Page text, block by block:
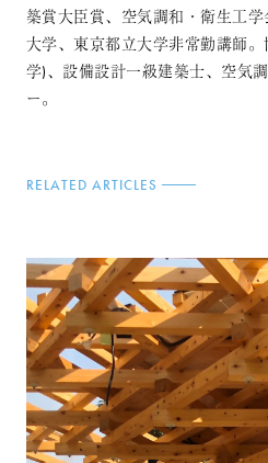
築賞大臣賞、空気調和・衛生工
大学、東京都立大学非常勤講師
学)、設備設計一級建築士、空気
ー。
RELATED ARTICLES